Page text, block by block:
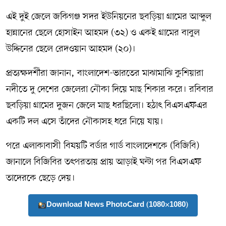
এই দুই জেলে জকিগঞ্জ সদর ইউনিয়নের ছবড়িয়া গ্রামের আব্দুল
হান্নানের ছেলে হোসাইন আহমদ (৩২) ও একই গ্রামের বাবুল
উদ্দিনের ছেলে রেদওয়ান আহমদ (২০)।
প্রত্যক্ষদর্শীরা জানান, বাংলাদেশ-ভারতের মাঝামাঝি কুশিয়ারা
নদীতে দু দেশের জেলেরা নৌকা দিয়ে মাছ শিকার করে। রবিবার
ছবড়িয়া গ্রামের দুজন জেলে মাছ ধরছিলো। হঠাৎ বিএসএফএর
একটি দল এসে তাঁদের নৌকাসহ ধরে নিয়ে যায়।
পরে এলাকাবাসী বিষয়টি বর্ডার গার্ড বাংলাদেশকে (বিজিবি)
জানালে বিজিবির তৎপরতায় প্রায় আড়াই ঘন্টা পর বিএসএফ
তাদেরকে ছেড়ে দেয়।
Download News PhotoCard (1080×1080)